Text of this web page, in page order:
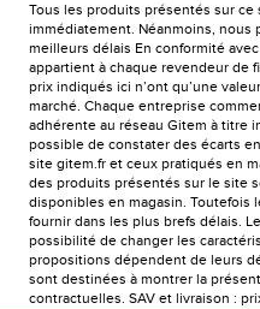
Tous les produits présentés sur
immédiatement. Néanmoins, nous
meilleurs délais En conformité
appartient à chaque revendeur de
prix indiqués ici n’ont qu’une
marché. Chaque entreprise
adhérente au réseau Gitem à titre
possible de constater des écarts
site gitem.fr et ceux pratiqués en
des produits présentés sur le site
disponibles en magasin. Toutefois
fournir dans les plus brefs délais.
possibilité de changer les
propositions dépendent de leurs
sont destinées à montrer la
contractuelles. SAV et livraison :